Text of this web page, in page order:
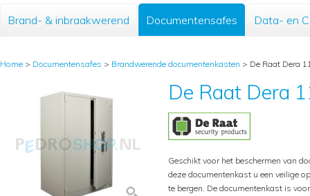
Brand- & inbraakwerend Documentensafes Data- en
Home > Documentensafes > Brandwerende documentenkasten > De Raat Dera
De Raat Dera
Geschikt voor het beschermen van
deze documentenkast u een veilige
te bergen. De documentenkast is